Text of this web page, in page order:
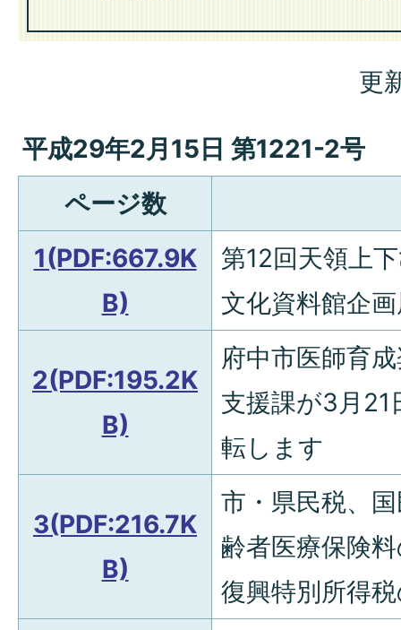
更
平成29年2月15日 第1221-2号
ページ数
1(PDF:667.9K
B)
第12回天領上
文化資料館企
2(PDF:195.2K
B)
府中市医師育
支援課が3月21
転します
3(PDF:216.7K
B)
市・県民税、
齢者医療保険
復興特別所得